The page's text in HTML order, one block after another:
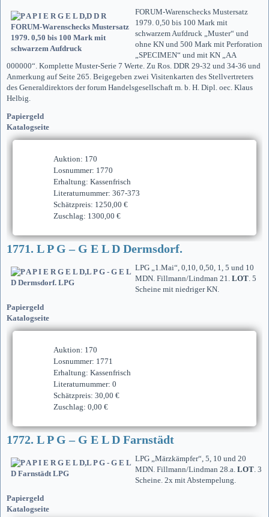
FORUM-Warenschecks Mustersatz
1979. 0,50 bis 100 Mark mit
schwarzem Aufdruck „Muster“ und
ohne KN und 500 Mark mit Perforation
„SPECIMEN“ und mit KN „AA
000000“. Komplette Muster-Serie 7 Werte. Zu Ros. DDR 29-32 und 34-36 und
Anmerkung auf Seite 265. Beigegeben zwei Visitenkarten des Stellvertreters
des Generaldirektors der forum Handelsgesellschaft m. b. H. Dipl. oec. Klaus
Helbig.
Papiergeld
Katalogseite
Auktion: 170
Losnummer: 1770
Erhaltung: Kassenfrisch
Literaturnummer: 367-373
Schätzpreis: 1250,00 €
Zuschlag: 1300,00 €
1771. L P G – G E L D Dermsdorf.
LPG „1.Mai“, 0,10, 0,50, 1, 5 und 10
MDN. Fillmann/Lindman 21. LOT. 5
Scheine mit niedriger KN.
Papiergeld
Katalogseite
Auktion: 170
Losnummer: 1771
Erhaltung: Kassenfrisch
Literaturnummer: 0
Schätzpreis: 30,00 €
Zuschlag: 0,00 €
1772. L P G – G E L D Farnstädt
LPG „Märzkämpfer“, 5, 10 und 20
MDN. Fillmann/Lindman 28.a. LOT. 3
Scheine. 2x mit Abstempelung.
Papiergeld
Katalogseite